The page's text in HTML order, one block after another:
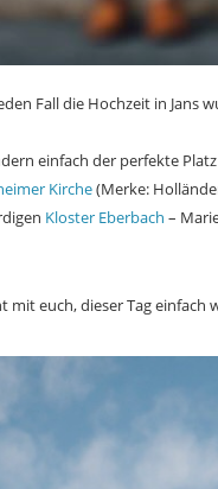
Fall die Hochzeit in
einfach der perfekte
Kirche(Merke:
Kloster Eberbach –
mit euch, dieser Tag